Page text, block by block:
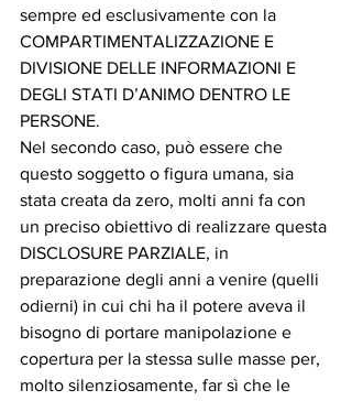
sempre ed esclusivamente con la
COMPARTIMENTALIZZAZIONE E
DIVISIONE DELLE INFORMAZIONI E
DEGLI STATI D’ANIMO DENTRO LE
PERSONE.
Nel secondo caso, può essere che
questo soggetto o figura umana, sia
stata creata da zero, molti anni fa con
un preciso obiettivo di realizzare questa
DISCLOSURE PARZIALE, in
preparazione degli anni a venire (quelli
odierni) in cui chi ha il potere aveva il
bisogno di portare manipolazione e
copertura per la stessa sulle masse per,
molto silenziosamente, far sì che le